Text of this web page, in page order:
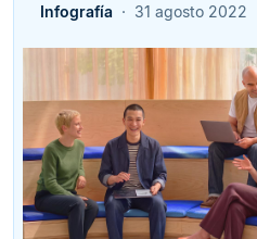
Infografía 31 agosto 2022